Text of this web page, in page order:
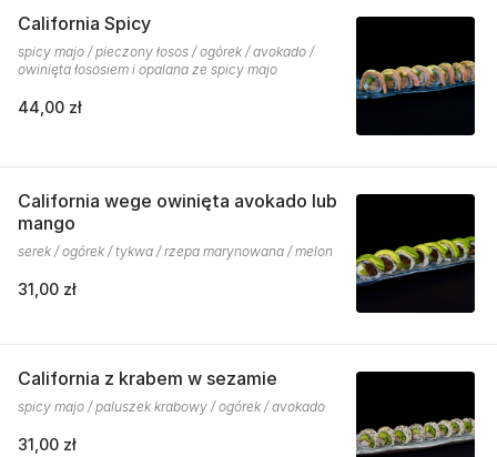
California Spicy
spicy majo / pieczony łosos / ogórek / avokado /
owinięta łososiem i opalana ze spicy majo
44,00 zł
California wege owinięta avokado lub
mango
serek / ogórek / tykwa / rzepa marynowana / melon
31,00 zł
California z krabem w sezamie
spicy majo / paluszek krabowy / ogórek / avokado
31,00 zł